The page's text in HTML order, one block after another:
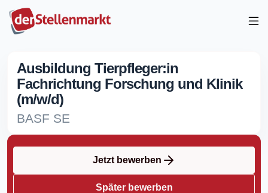
Ausbildung Tierpfleger:in
Fachrichtung Forschung und Klinik
(m/w/d)
BASF SE
Jetzt bewerben
Später bewerben